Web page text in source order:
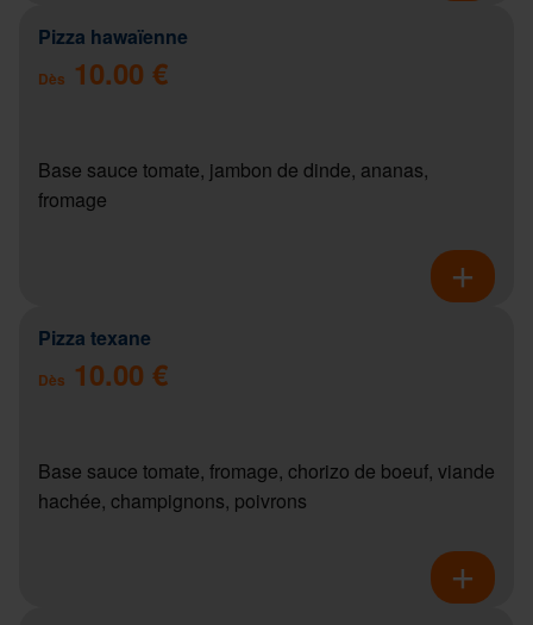
Pizza hawaïenne
Dès 10.00 €
Base sauce tomate, jambon de dinde, ananas,
fromage
Pizza texane
Dès 10.00 €
Base sauce tomate, fromage, chorizo de boeuf, viande
hachée, champignons, poivrons